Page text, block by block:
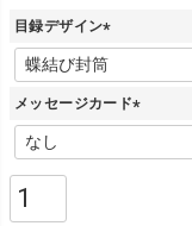
目録デザイン
(
必
須
)
メッセージカード
必